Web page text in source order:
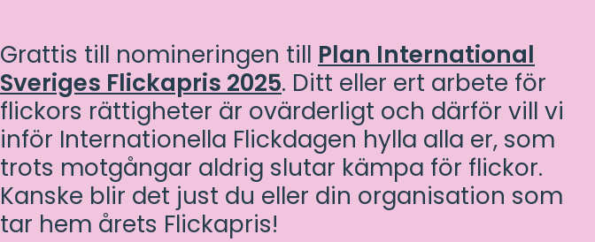
Grattis till nomineringen till Plan International
Sveriges Flickapris 2025. Ditt eller ert arbete för
flickors rättigheter är ovärderligt och därför vill vi
inför Internationella Flickdagen hylla alla er, som
trots motgångar aldrig slutar kämpa för flickor.
Kanske blir det just du eller din organisation som
tar hem årets Flickapris!